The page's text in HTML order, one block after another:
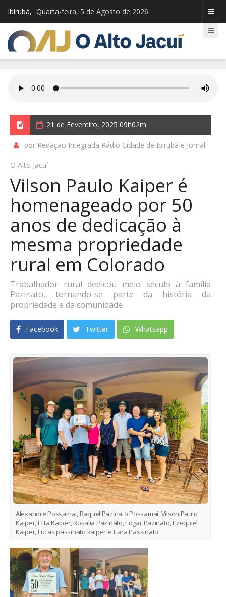
Ibirubá, Quarta-feira, 5 de Agosto de 2026
21 de Fevereiro, 2025 09h02m
por Redação Integrada Rádio Cidade de Ibirubá e Jornal
O Alto Jacuí
Vilson Paulo Kaiper é
homenageado por 50
anos de dedicação à
mesma propriedade
rural em Colorado
Trabalhador rural dedicou meio século à família
Pazinato, tornando-se parte da história da
propriedade e da comunidade
Facebook Twitter Whatsapp
Alexandre Possamai, Raquel Pazinato Possamai, Vilson Paulo
Kaiper, Elita Kaiper, Rosalia Pazinato, Edgar Pazinato, Ezequiel
Kaiper, Lucas passinato kaiper e Tiara Passinato